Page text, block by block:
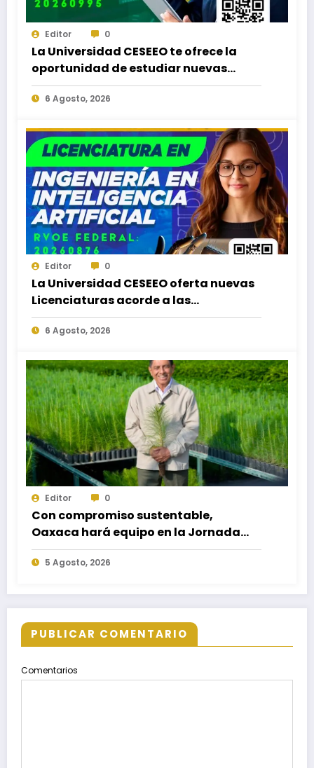
Editor 0
La Universidad CESEEO te ofrece la
oportunidad de estudiar nuevas
Licenciaturas en los Campus Oaxaca,
Puerto Escondido, Ixtepec y en la
6 Agosto, 2026
Editor 0
La Universidad CESEEO oferta nuevas
Licenciaturas acorde a las
necesidades educativas de los
egresados de escuelas del nivel medio
6 Agosto, 2026
Editor 0
Con compromiso sustentable,
Oaxaca hará equipo en la Jornada
Nacional de Reforestación 2026
5 Agosto, 2026
PUBLICAR COMENTARIO
Comentarios